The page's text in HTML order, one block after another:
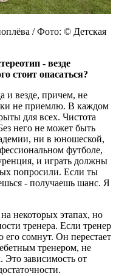
/ Фото: © Детская
- везде
стоит опасаться?
и везде, причем, не
не приемлю. В каждом
для всех. Чистота
него не может быть
ни в юношеской,
футболе,
и играть должны
попросили. Если ты
- получаешь шанс. Я
некоторых этапах, но
тренера. Если тренер
его сомнут. Он перестает
тренером, не
зависимость от